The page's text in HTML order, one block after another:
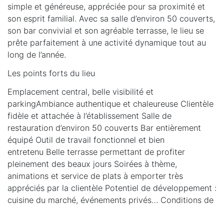
simple et généreuse, appréciée pour sa proximité et
son esprit familial. Avec sa salle d’environ 50 couverts,
son bar convivial et son agréable terrasse, le lieu se
prête parfaitement à une activité dynamique tout au
long de l’année.
Les points forts du lieu
Emplacement central, belle visibilité et
parkingAmbiance authentique et chaleureuse Clientèle
fidèle et attachée à l’établissement Salle de
restauration d’environ 50 couverts Bar entièrement
équipé Outil de travail fonctionnel et bien
entretenu Belle terrasse permettant de profiter
pleinement des beaux jours Soirées à thème,
animations et service de plats à emporter très
appréciés par la clientèle Potentiel de développement :
cuisine du marché, événements privés… Conditions de